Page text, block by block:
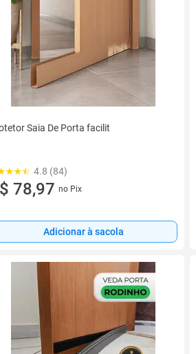
Saia De Porta facilit
4.8 (84)
78,97 no Pix
Adicionar à sacola